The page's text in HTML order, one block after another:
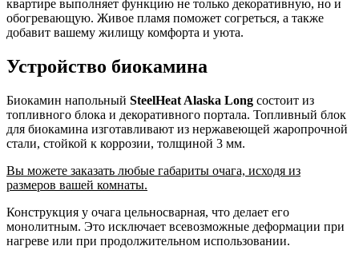
квартире выполняет функцию не только декоративную, но и
обогревающую. Живое пламя поможет согреться, а также
добавит вашему жилищу комфорта и уюта.
Устройство биокамина
Биокамин напольный SteelHeat Alaska Long состоит из
топливного блока и декоративного портала. Топливный блок
для биокамина изготавливают из нержавеющей жаропрочной
стали, стойкой к коррозии, толщиной 3 мм.
Вы можете заказать любые габариты очага, исходя из
размеров вашей комнаты.
Конструкция у очага цельносварная, что делает его
монолитным. Это исключает всевозможные деформации при
нагреве или при продолжительном использовании.